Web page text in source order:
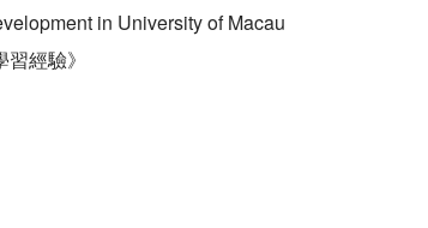
in University of Macau
經驗》